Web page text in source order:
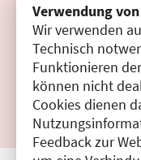
Verwendung
Wir verwenden
Technisch
Funktionieren
können nicht
Cookies dienen
Feedback zur
Filter
Ergebnisse